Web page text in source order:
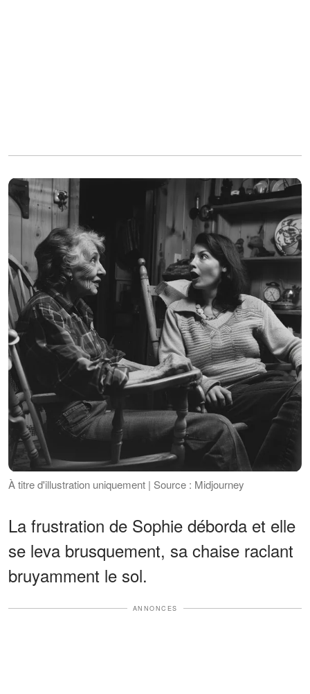
À titre d'illustration uniquement | Source : Midjourney
La frustration de Sophie déborda et elle
se leva brusquement, sa chaise raclant
bruyamment le sol.
ANNONCES